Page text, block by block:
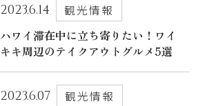
2023.6.14
観光情報
ハワイ滞在中に立ち寄りたい！ワイ
キキ周辺のテイクアウトグルメ5選
2023.6.07
観光情報